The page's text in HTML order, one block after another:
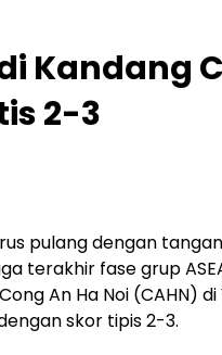
Kandang
2-3
pulang dengan
terakhir fase grup
An Ha Noi (CAHN)
skor tipis 2-3.